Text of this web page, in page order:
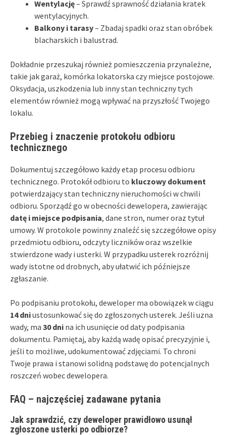
Wentylację– Sprawdź sprawność działania kratek
wentylacyjnych.
Balkony i tarasy– Zbadaj spadki oraz stan obróbek
blacharskich i balustrad.
Dokładnie przeszukaj również pomieszczenia przynależne,
takie jak garaż, komórka lokatorska czy miejsce postojowe.
Oksydacja, uszkodzenia lub inny stan techniczny tych
elementów również mogą wpływać na przyszłość Twojego
lokalu.
Przebieg i znaczenie protokołu odbioru
technicznego
Dokumentuj szczegółowo każdy etap procesu odbioru
technicznego. Protokół odbioru to kluczowy dokument
potwierdzający stan techniczny nieruchomości w chwili
odbioru. Sporządź go w obecności dewelopera, zawierając
datę i miejsce podpisania, dane stron, numer oraz tytuł
umowy. W protokole powinny znaleźć się szczegółowe opisy
przedmiotu odbioru, odczyty liczników oraz wszelkie
stwierdzone wady i usterki. W przypadku usterek rozróżnij
wady istotne od drobnych, aby ułatwić ich późniejsze
zgłaszanie.
Po podpisaniu protokołu, deweloper ma obowiązek w ciągu
14 dniustosunkować się do zgłoszonych usterek. Jeśli uzna
wady, ma 30 dni na ich usunięcie od daty podpisania
dokumentu. Pamiętaj, aby każdą wadę opisać precyzyjnie i,
jeśli to możliwe, udokumentować zdjęciami. To chroni
Twoje prawa i stanowi solidną podstawę do potencjalnych
roszczeń wobec dewelopera.
FAQ – najczęściej zadawane pytania
Jak sprawdzić, czy deweloper prawidłowo usunął
zgłoszone usterki po odbiorze?